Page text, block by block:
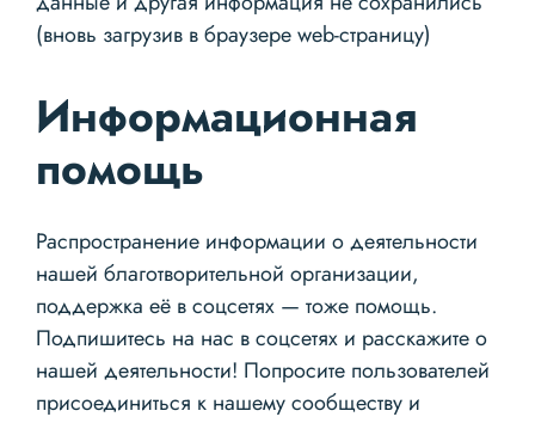
(вновь загрузив в браузере web-страницу)
Информационная
помощь
Распространение информации о деятельности
нашей благотворительной организации,
поддержка её в соцсетях — тоже помощь.
Подпишитесь на нас в соцсетях и расскажите о
нашей деятельности! Попросите пользователей
присоединиться к нашему сообществу и